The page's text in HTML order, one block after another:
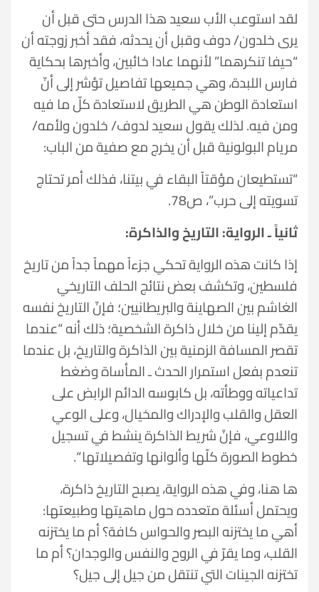
لقد استوعب الأب سعيد هذا الدرس حتى قبل أن
يرى خلدون/ دوف وقبل أن يحدثه، فقد أخبر زوجته أن
“حيفا تنكرهما” لأنهما عادا خائبين، وأخبرها بحكاية
فارس اللبدة، وهي جميعها تفاصيل تؤشر إلى أنّ
استعادة الوطن هي الطريق لاستعادة كلّ ما فيه
ومن فيه. لذلك يقول سعيد لدوف/ خلدون ولأمه/
مريام البولونية قبل أن يخرج مع صفية من الباب:
“تستطيعان مؤقتاً البقاء في بيتنا، فذلك أمر تحتاج
تسويته إلى حرب”، ص78.
ثانياً ـ الرواية: التاريخ والذاكرة:
إذا كانت هذه الرواية تحكي جزءاً مهماً جداً من تاريخ
فلسطين، وتكشف بعض نتائج الحلف التاريخي
الغاشم بين الصهاينة والبريطانيين؛ فإنّ التاريخ نفسه
يقدّم إلينا من خلال ذاكرة الشخصية؛ ذلك أنه “عندما
تقصر المسافة الزمنية بين الذاكرة والتاريخ، بل عندما
تنعدم بفعل استمرار الحدث ـ المأساة وضغط
تداعياته ووطأته، بل كابوسه الدائم الرابض على
العقل والقلب والإدراك والمخيال، وعلى الوعي
واللاوعي، فإنّ شريط الذاكرة ينشط في تسجيل
خطوط الصورة كلّها وألوانها وتفصيلاتها “.
ها هنا، وفي هذه الرواية، يصبح التاريخ ذاكرة،
ويحتمل أسئلة متعدده حول ماهيتها وطبيعتها:
أهي ما يختزنه البصر والحواس كافة؟ أم ما يختزنه
القلب، وما يقرّ في الروح والنفس والوجدان؟ أم ما
تختزنه الجينات التي تنتقل من جيل إلى جيل؟